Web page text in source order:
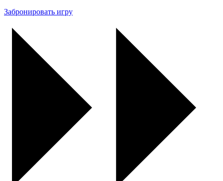
Забронировать игру